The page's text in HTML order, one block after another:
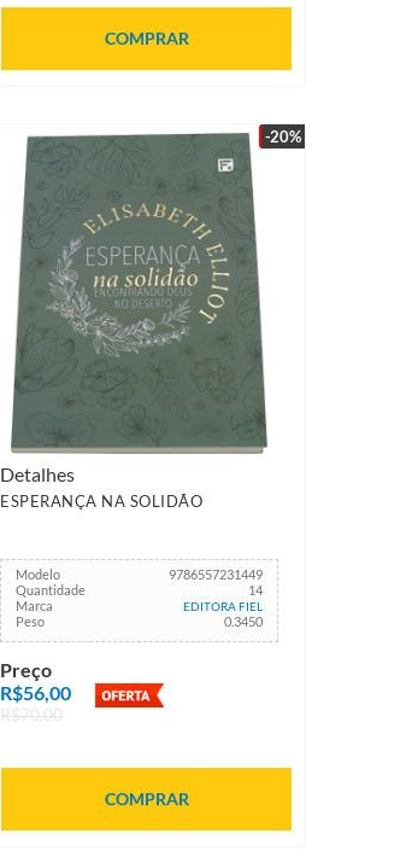
COMPRAR
-20%
ESPERANÇA NA SOLIDÃO
Modelo
9786557231449
Quantidade
14
Marca
EDITORA FIEL
Peso 0.3450
Preço
R$56,00
R$70,00
COMPRAR
Detalhes